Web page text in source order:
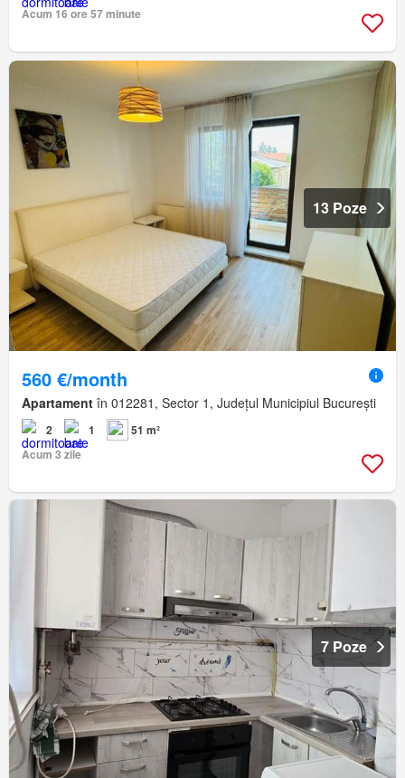
Acum 16 ore 57 minute
13 Poze
560 €/month
Apartament în 012281, Sector 1, Județul Municipiul București
2 1
51 m²
Acum 3 zile
7 Poze